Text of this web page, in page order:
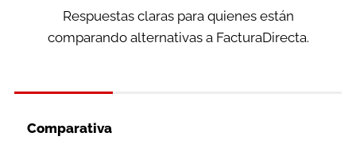
Respuestas claras para quienes están
comparando alternativas a FacturaDirecta.
Comparativa